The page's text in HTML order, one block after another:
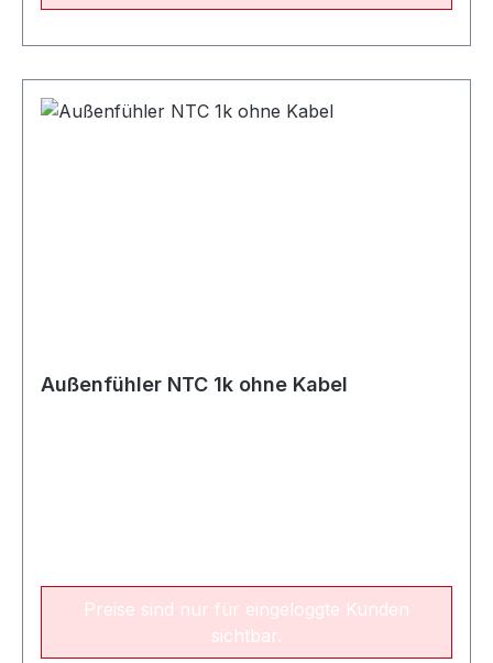
Außenfühler NTC 1k ohne Kabel
Preise sind nur für eingeloggte Kunden
sichtbar.